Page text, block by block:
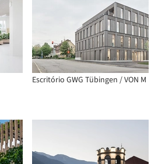
Escritório GWG Tübingen / VON M